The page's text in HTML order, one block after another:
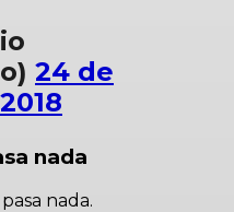
24 de
nada
nada.